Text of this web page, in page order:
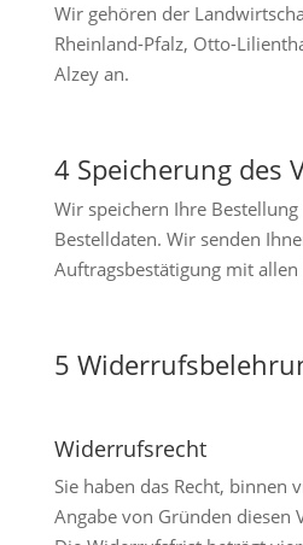
Wir gehören der
Rheinland-Pfalz, Otto-
Alzey an.
4 Speicherung des
Wir speichern Ihre
Bestelldaten. Wir senden
Auftragsbestätigung mit allen
5
Widerrufsrecht
Sie haben das Recht, binnen
Angabe von Gründen diesen